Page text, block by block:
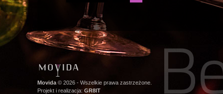
Movida © 2026 - Wszelkie prawa zastrzeżone.
Projekt i realizacja: GR8IT